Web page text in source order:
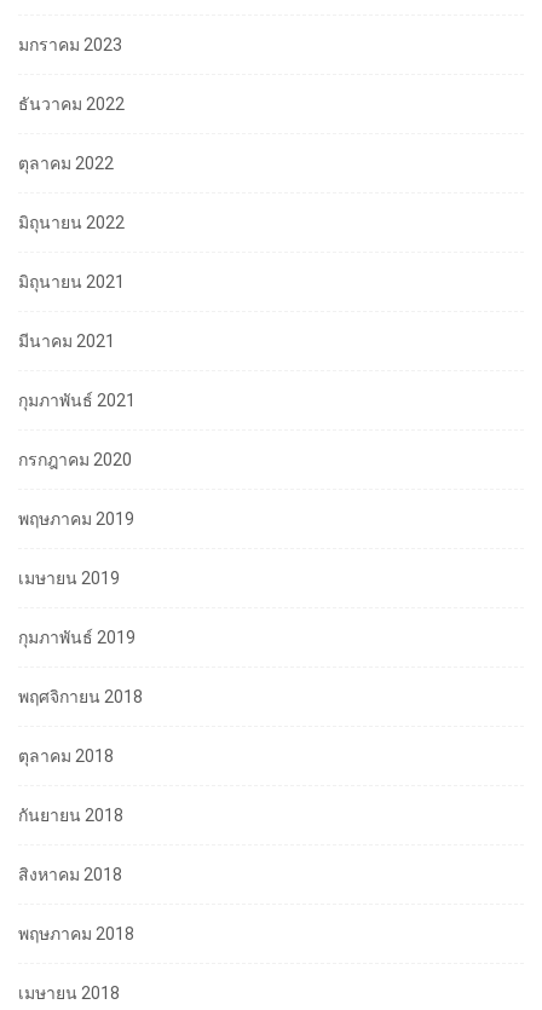
มกราคม 2023
ธันวาคม 2022
ตุลาคม 2022
มิถุนายน 2022
มิถุนายน 2021
มีนาคม 2021
กุมภาพันธ์ 2021
กรกฎาคม 2020
พฤษภาคม 2019
เมษายน 2019
กุมภาพันธ์ 2019
พฤศจิกายน 2018
ตุลาคม 2018
กันยายน 2018
สิงหาคม 2018
พฤษภาคม 2018
เมษายน 2018